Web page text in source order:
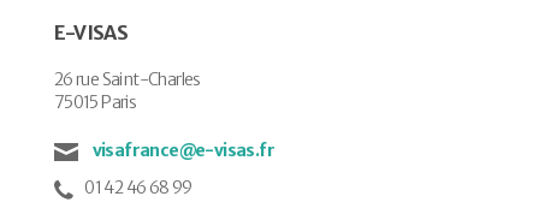
E-VISAS
26 rue Saint-Charles
75015 Paris
visafrance@e-visas.fr
01 42 46 68 99